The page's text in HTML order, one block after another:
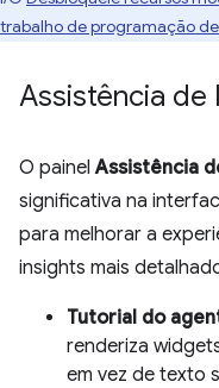
trabalho de programação
Assistência de
O painelAssistência
significativa na
para melhorar a
insights mais
Tutorial do
renderiza
em vez de texto